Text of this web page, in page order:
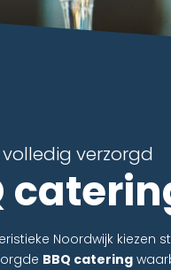
verzorgd
Noordwijk kiezen
BBQ catering